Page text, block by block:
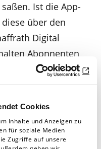
Cookies
Inhalte und Anzeigen zu
für soziale Medien
Zugriffe auf unsere
Ist die App-
über den
Digital
Abonnenten
auf den Tisch
auch der Blick